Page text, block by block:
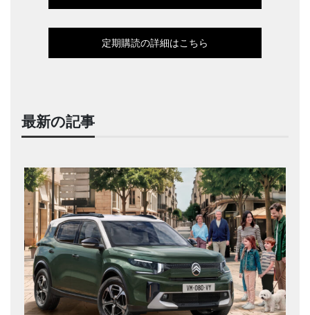
定期購読の詳細はこちら
最新の記事